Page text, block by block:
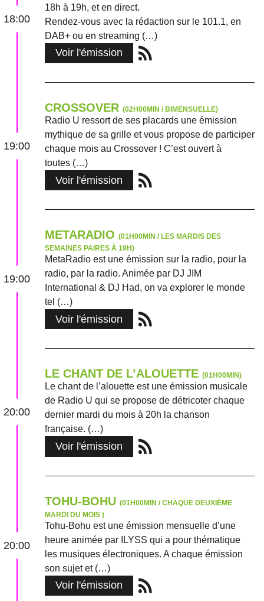
18:00
18h à 19h, et en direct.
Rendez-vous avec la rédaction sur le 101.1, en
DAB+ ou en streaming (…)
Voir l'émission
CROSSOVER (02H00MIN / BIMENSUELLE)
19:00
Radio U ressort de ses placards une émission
mythique de sa grille et vous propose de participer
chaque mois au Crossover ! C’est ouvert à
toutes (…)
Voir l'émission
METARADIO (01H00MIN / LES MARDIS DES
SEMAINES PAIRES À 19H)
19:00
MetaRadio est une émission sur la radio, pour la
radio, par la radio. Animée par DJ JIM
International & DJ Had, on va explorer le monde
tel (…)
Voir l'émission
LE CHANT DE L’ALOUETTE (01H00MIN)
20:00
Le chant de l’alouette est une émission musicale
de Radio U qui se propose de détricoter chaque
dernier mardi du mois à 20h la chanson
française. (…)
Voir l'émission
TOHU-BOHU (01H00MIN / CHAQUE DEUXIÈME
MARDI DU MOIS )
20:00
Tohu-Bohu est une émission mensuelle d’une
heure animée par ILYSS qui a pour thématique
les musiques électroniques. A chaque émission
son sujet et (…)
Voir l'émission